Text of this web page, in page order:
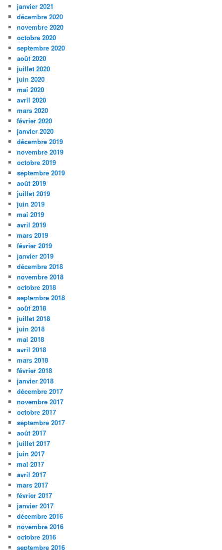
janvier 2021
décembre 2020
novembre 2020
octobre 2020
septembre 2020
août 2020
juillet 2020
juin 2020
mai 2020
avril 2020
mars 2020
février 2020
janvier 2020
décembre 2019
novembre 2019
octobre 2019
septembre 2019
août 2019
juillet 2019
juin 2019
mai 2019
avril 2019
mars 2019
février 2019
janvier 2019
décembre 2018
novembre 2018
octobre 2018
septembre 2018
août 2018
juillet 2018
juin 2018
mai 2018
avril 2018
mars 2018
février 2018
janvier 2018
décembre 2017
novembre 2017
octobre 2017
septembre 2017
août 2017
juillet 2017
juin 2017
mai 2017
avril 2017
mars 2017
février 2017
janvier 2017
décembre 2016
novembre 2016
octobre 2016
septembre 2016